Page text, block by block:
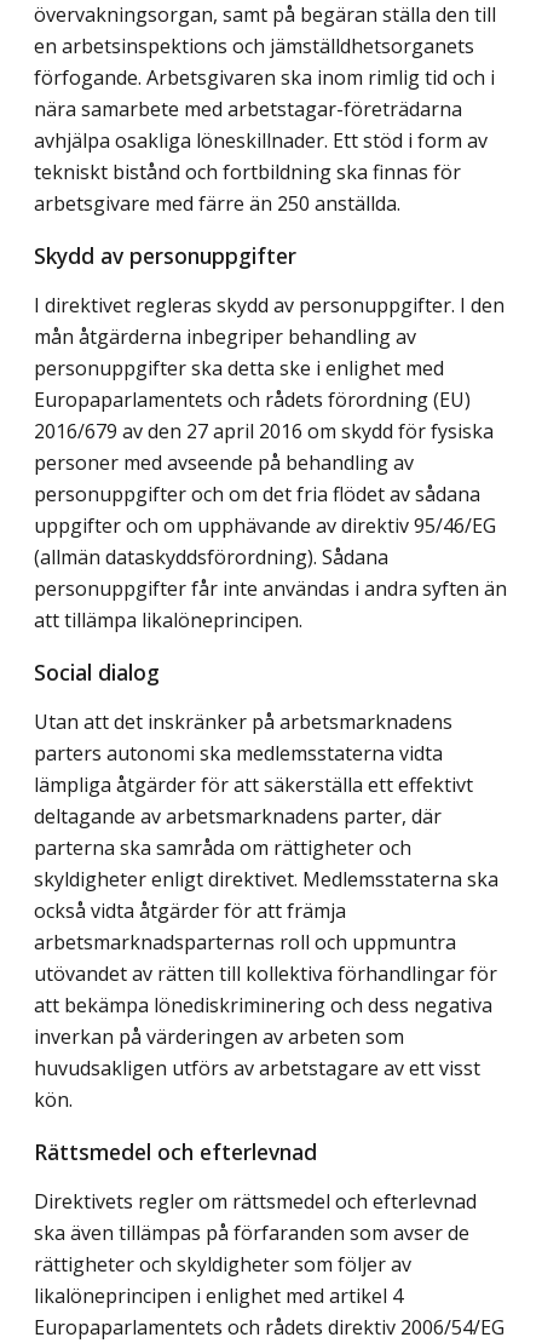
övervakningsorgan, samt på begäran ställa den till
en arbetsinspektions och jämställdhetsorganets
förfogande. Arbetsgivaren ska inom rimlig tid och i
nära samarbete med arbetstagar-företrädarna
avhjälpa osakliga löneskillnader. Ett stöd i form av
tekniskt bistånd och fortbildning ska finnas för
arbetsgivare med färre än 250 anställda.
Skydd av personuppgifter
I direktivet regleras skydd av personuppgifter. I den
mån åtgärderna inbegriper behandling av
personuppgifter ska detta ske i enlighet med
Europaparlamentets och rådets förordning (EU)
2016/679 av den 27 april 2016 om skydd för fysiska
personer med avseende på behandling av
personuppgifter och om det fria flödet av sådana
uppgifter och om upphävande av direktiv 95/46/EG
(allmän dataskyddsförordning). Sådana
personuppgifter får inte användas i andra syften än
att tillämpa likalöneprincipen.
Social dialog
Utan att det inskränker på arbetsmarknadens
parters autonomi ska medlemsstaterna vidta
lämpliga åtgärder för att säkerställa ett effektivt
deltagande av arbetsmarknadens parter, där
parterna ska samråda om rättigheter och
skyldigheter enligt direktivet. Medlemsstaterna ska
också vidta åtgärder för att främja
arbetsmarknadsparternas roll och uppmuntra
utövandet av rätten till kollektiva förhandlingar för
att bekämpa lönediskriminering och dess negativa
inverkan på värderingen av arbeten som
huvudsakligen utförs av arbetstagare av ett visst
kön.
Rättsmedel och efterlevnad
Direktivets regler om rättsmedel och efterlevnad
ska även tillämpas på förfaranden som avser de
rättigheter och skyldigheter som följer av
likalöneprincipen i enlighet med artikel 4
Europaparlamentets och rådets direktiv 2006/54/EG